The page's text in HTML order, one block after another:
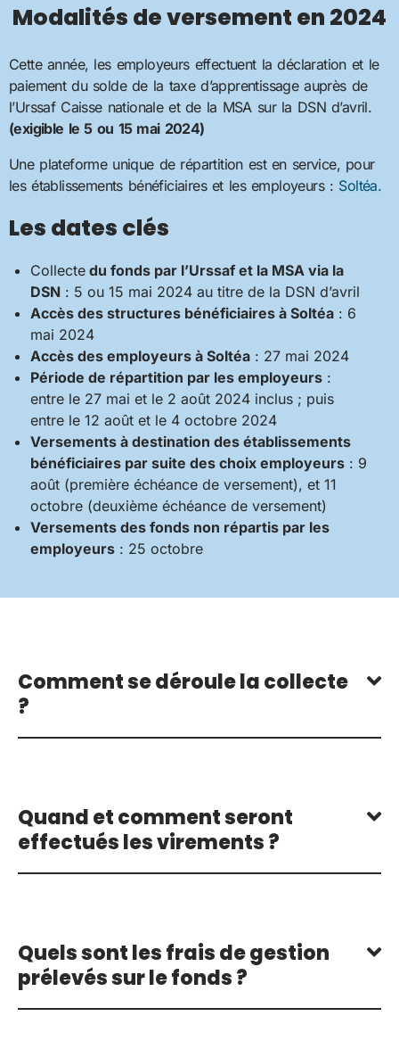
Modalités de versement en 2024
Cette année, les employeurs effectuent la déclaration et le
paiement du solde de la taxe d’apprentissage auprès de
l’Urssaf Caisse nationale et de la MSA sur la DSN d’avril.
(exigible le 5 ou 15 mai 2024)
Une plateforme unique de répartition est en service, pour
les établissements bénéficiaires et les employeurs : Soltéa.
Les dates clés
Collecte du fonds par l’Urssaf et la MSA via la
DSN : 5 ou 15 mai 2024 au titre de la DSN d’avril
Accès des structures bénéficiaires à Soltéa : 6
mai 2024
Accès des employeurs à Soltéa : 27 mai 2024
Période de répartition par les employeurs :
entre le 27 mai et le 2 août 2024 inclus ; puis
entre le 12 août et le 4 octobre 2024
Versements à destination des établissements
bénéficiaires par suite des choix employeurs : 9
août (première échéance de versement), et 11
octobre (deuxième échéance de versement)
Versements des fonds non répartis par les
employeurs : 25 octobre
Comment se déroule la collecte
?
Quand et comment seront
effectués les virements ?
Quels sont les frais de gestion
prélevés sur le fonds ?